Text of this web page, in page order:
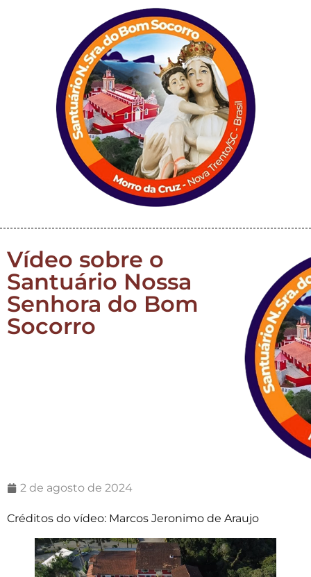
Vídeo sobre o
Santuário Nossa
Senhora do Bom
Socorro
2 de agosto de 2024
Créditos do vídeo: Marcos Jeronimo de Araujo